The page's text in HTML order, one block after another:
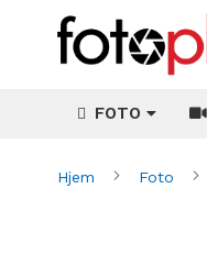
FOTO
Hjem Foto